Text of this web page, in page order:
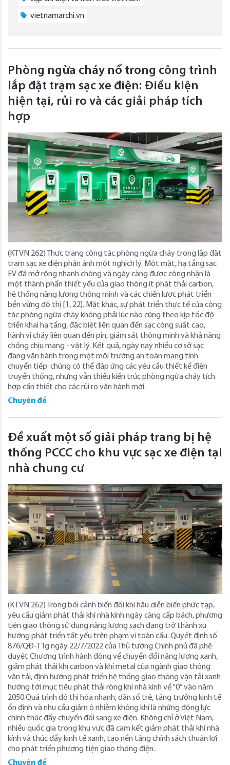
vietnamarchi.vn
Phòng ngừa cháy nổ trong công trình
lắp đặt trạm sạc xe điện: Điều kiện
hiện tại, rủi ro và các giải pháp tích
hợp
(KTVN 262) Thực trạng công tác phòng ngừa cháy trong lắp đặt
trạm sạc xe điện phản ánh một nghịch lý. Một mặt, hạ tầng sạc
EV đã mở rộng nhanh chóng và ngày càng được công nhận là
một thành phần thiết yếu của giao thông ít phát thải carbon,
hệ thống năng lượng thông minh và các chiến lược phát triển
bền vững đô thị [1, 22]. Mặt khác, sự phát triển thực tế của công
tác phòng ngừa cháy không phải lúc nào cũng theo kịp tốc độ
triển khai hạ tầng, đặc biệt liên quan đến sạc công suất cao,
hành vi cháy liên quan đến pin, giám sát thông minh và khả năng
chống chịu mạng - vật lý. Kết quả, ngày nay nhiều cơ sở sạc
đang vận hành trong một môi trường an toàn mang tính
chuyển tiếp: chúng có thể đáp ứng các yêu cầu thiết kế điện
truyền thống, nhưng vẫn thiếu kiến trúc phòng ngừa cháy tích
hợp cần thiết cho các rủi ro vận hành mới.
Chuyên đề
Đề xuất một số giải pháp trang bị hệ
thống PCCC cho khu vực sạc xe điện tại
nhà chung cư
(KTVN 262) Trong bối cảnh biến đổi khí hậu diễn biến phức tạp,
yêu cầu giảm phát thải khí nhà kính ngày càng cấp bách, phương
tiện giao thông sử dụng năng lượng sạch đang trở thành xu
hướng phát triển tất yếu trên phạm vi toàn cầu. Quyết định số
876/QĐ-TTg ngày 22/7/2022 của Thủ tướng Chính phủ đã phê
duyệt Chương trình hành động về chuyển đổi năng lượng xanh,
giảm phát thải khí carbon và khí metal của ngành giao thông
vận tải, định hướng phát triển hệ thống giao thông vận tải xanh
hướng tới mục tiêu phát thải ròng khí nhà kính về “0” vào năm
2050.Quá trình đô thị hóa nhanh, dân số trẻ, tăng trưởng kinh tế
ổn định và nhu cầu giảm ô nhiễm không khí là những động lực
chính thúc đẩy chuyển đổi sang xe điện. Không chỉ ở Việt Nam,
nhiều quốc gia trong khu vực đã cam kết giảm phát thải khí nhà
kính và thúc đẩy kinh tế xanh, tạo nền tảng chính sách thuận lợi
cho phát triển phương tiện giao thông điện.
Chuyên đề